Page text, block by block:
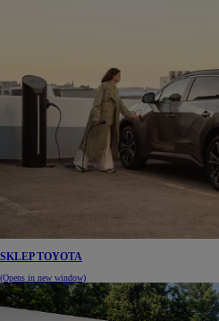
SKLEP TOYOTA
(Opens in new window)